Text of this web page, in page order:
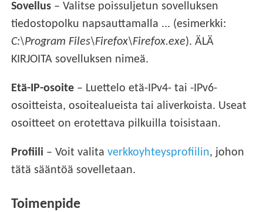
Sovellus – Valitse poissuljetun sovelluksen
tiedostopolku napsauttamalla ... (esimerkki:
C:\Program Files\Firefox\Firefox.exe). ÄLÄ
KIRJOITA sovelluksen nimeä.
Etä-IP-osoite – Luettelo etä-IPv4- tai -IPv6-
osoitteista, osoitealueista tai aliverkoista. Useat
osoitteet on erotettava pilkuilla toisistaan.
Profiili – Voit valitaverkkoyhteysprofiilin, johon
tätä sääntöä sovelletaan.
Toimenpide